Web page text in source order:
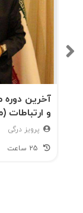
آخرین دوره
و ارتباطات
پرویز درگی